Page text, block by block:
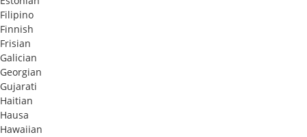
Filipino
Finnish
Frisian
Galician
Georgian
Gujarati
Haitian
Hausa
Hawaiian